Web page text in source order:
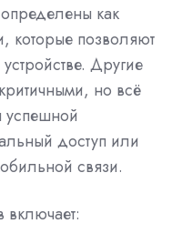
как
которые позволяют
Другие
но всё
успешной
доступ или
связи.
включает: